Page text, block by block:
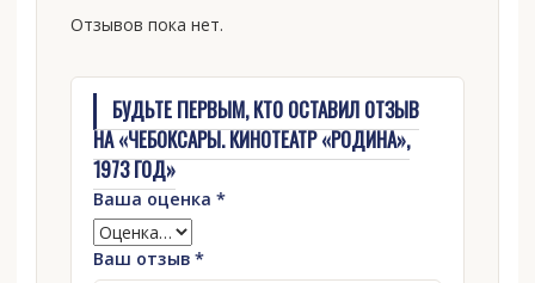
Отзывов пока нет.
БУДЬТЕ ПЕРВЫМ, КТО ОСТАВИЛ ОТЗЫВ
НА «ЧЕБОКСАРЫ. КИНОТЕАТР «РОДИНА»,
1973 ГОД»
Ваша оценка *
Ваш отзыв *